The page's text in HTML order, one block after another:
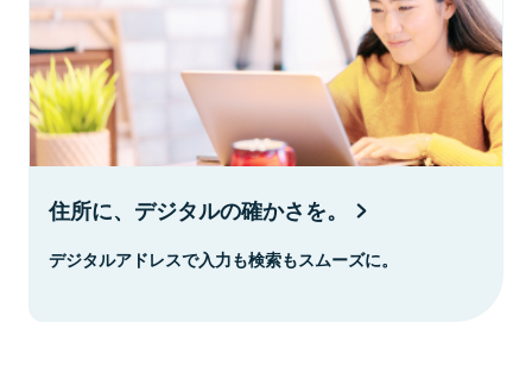
住所に、デジタルの確かさを。
デジタルアドレスで入力も検索もスムーズに。